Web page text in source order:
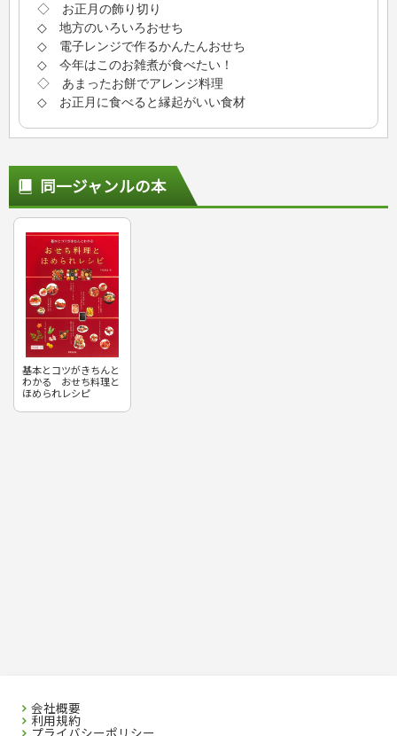
◇ お正月の飾り切り
◇ 地方のいろいろおせち
◇ 電子レンジで作るかんたんおせち
◇ 今年はこのお雑煮が食べたい！
◇ あまったお餅でアレンジ料理
◇ お正月に食べると縁起がいい食材
同一ジャンルの本
基本とコツがきちんと
わかる おせち料理と
ほめられレシピ
会社概要
利用規約
プライバシーポリシー